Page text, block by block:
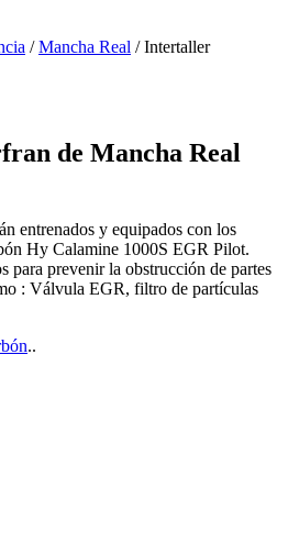
/Mancha Real /Intertaller
de Mancha Real
entrenados y equipados con los
Hy Calamine 1000S EGR Pilot.
para prevenir la obstrucción de partes
: Válvula EGR, filtro de partículas
..